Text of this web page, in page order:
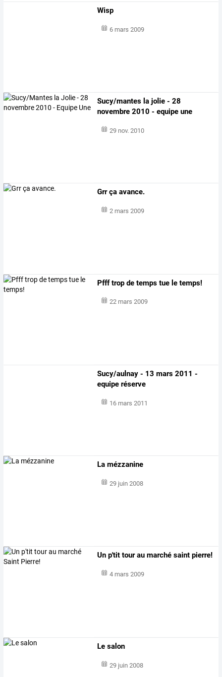
Wisp
6 mars 2009
Sucy/mantes la jolie - 28
novembre 2010 - equipe une
29 nov. 2010
Grr ça avance.
2 mars 2009
Pfff trop de temps tue le temps!
22 mars 2009
Sucy/aulnay - 13 mars 2011 -
equipe réserve
16 mars 2011
La mézzanine
29 juin 2008
Un p'tit tour au marché saint pierre!
4 mars 2009
Le salon
29 juin 2008